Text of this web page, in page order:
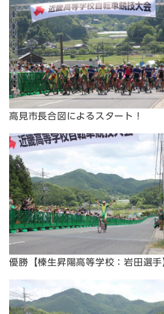
高見市長合図によるスタート！
優勝【榛生昇陽高等学校：岩田選手